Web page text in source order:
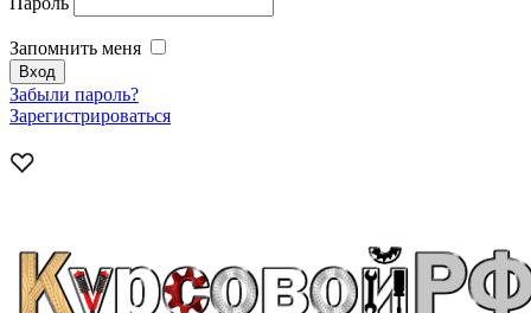
Запомнить меня
Забыли пароль?
Зарегистрироваться